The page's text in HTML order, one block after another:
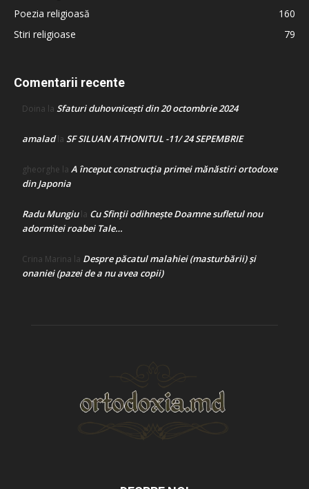
Poezia religioasă
160
Stiri religioase
79
Comentarii recente
Doina la Sfaturi duhovnicești din 20 octombrie 2024
amaladla SF SILUAN ATHONITUL -11/ 24 SEPEMBRIE
gheorghe la A început construcţia primei mănăstiri ortodoxe
din Japonia
Radu Mungiula Cu Sfinții odihnește Doamne sufletul nou
adormitei roabei Tale…
Crina Marina la Despre păcatul malahiei (masturbării) şi
onaniei (pazei de a nu avea copii)